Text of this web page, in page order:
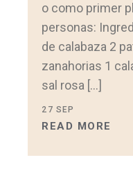
o como primer
personas:
de calabaza 2
zanahorias 1
sal rosa […]
READ MORE
27 SEP